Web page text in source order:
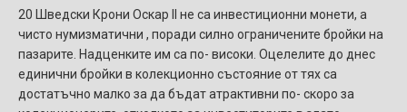
20 Шведски Крони Оскар II не са инвестиционни монети, а
чисто нумизматични , поради силно ограничените бройки на
пазарите. Надценките им са по- високи. Оцелелите до днес
единични бройки в колекционно състояние от тях са
достатъчно малко за да бъдат атрактивни по- скоро за